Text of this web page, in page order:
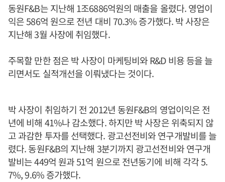
동원F&B는 지난해 1조6886억원의 매출을 올렸다. 영업이
익은 586억 원으로 전년 대비 70.3% 증가했다. 박 사장은
지난해 3월 사장에 취임했다.
주목할 만한 점은 박 사장이 마케팅비와 R&D 비용 등을 늘
리면서도 실적개선을 이뤄냈다는 것이다.
박 사장이 취임하기 전 2012년 동원F&B의 영업이익은 전
년에 비해 41%나 감소했다. 하지만 박 사장은 위축되지 않
고 과감한 투자를 선택했다. 광고선전비와 연구개발비를 늘
렸다. 동원F&B의 지난해 3분기까지 광고선전비와 연구개
발비는 449억 원과 51억 원으로 전년동기에 비해 각각 5.
7%, 9.6% 증가했다.